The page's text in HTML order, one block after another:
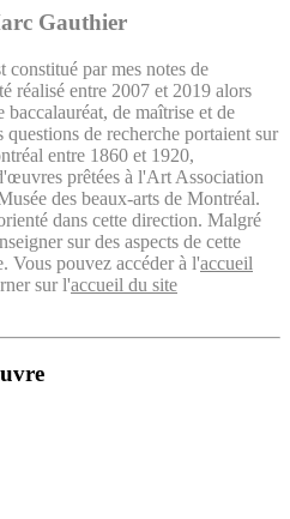
Gauthier
constitué par mes notes de
réalisé entre 2007 et 2019 alors
baccalauréat, de maîtrise et de
de recherche portaient sur
entre 1860 et 1920,
prêtées à l'Art Association
des beaux-arts de Montréal.
dans cette direction. Malgré
sur des aspects de cette
Vous pouvez accéder à l'accueil
sur l'accueil du site